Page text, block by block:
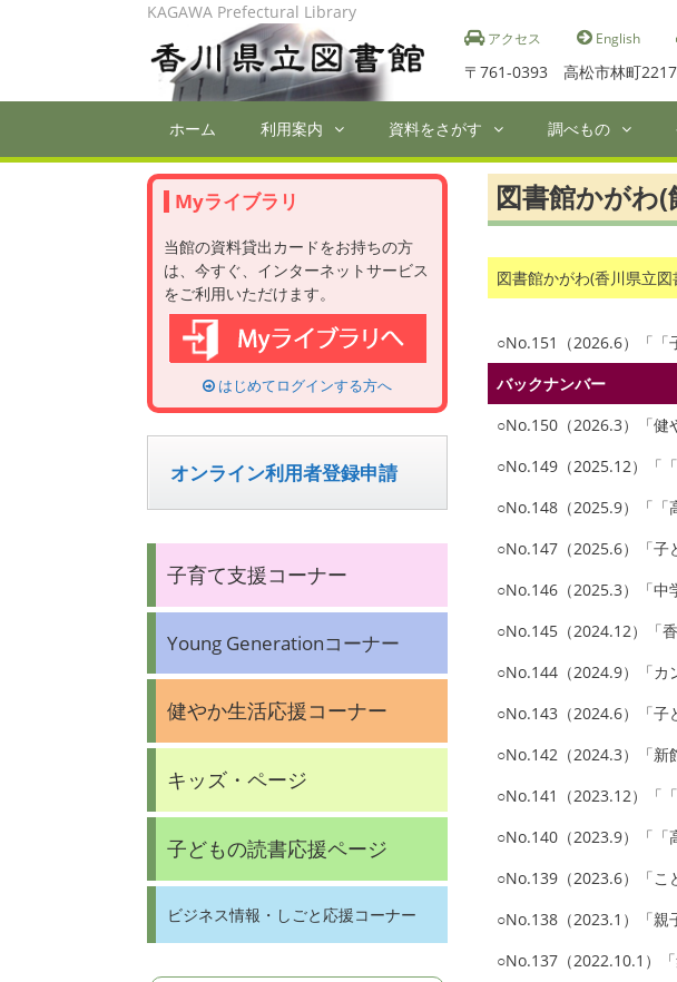
アクセス English
〒761-0393 高松市林町
KAGAWA Prefectural Library
ホーム 利用案内 資料をさがす 調べもの
図書館かがわ(
図書館かがわ(香川県立
○No.151（2026.6）「「
バックナンバー
○No.150（2026.3）「健
○No.149（2025.12）「
○No.148（2025.9）「「
○No.147（2025.6）「子
○No.146（2025.3）「中
○No.145（2024.12）「
○No.144（2024.9）「カ
○No.143（2024.6）「子
○No.142（2024.3）「新
○No.141（2023.12）「
○No.140（2023.9）「「
○No.139（2023.6）「こ
○No.138（2023.1）「親
○No.137（2022.10.1）
Myライブラリ
当館の資料貸出カードをお持ちの方
は、今すぐ、インターネットサービス
をご利用いただけます。
はじめてログインする方へ
オンライン利用者登録申請
子育て支援コーナー
Young Generationコーナー
健やか生活応援コーナー
キッズ・ページ
子どもの読書応援ページ
ビジネス情報・しごと応援コーナー